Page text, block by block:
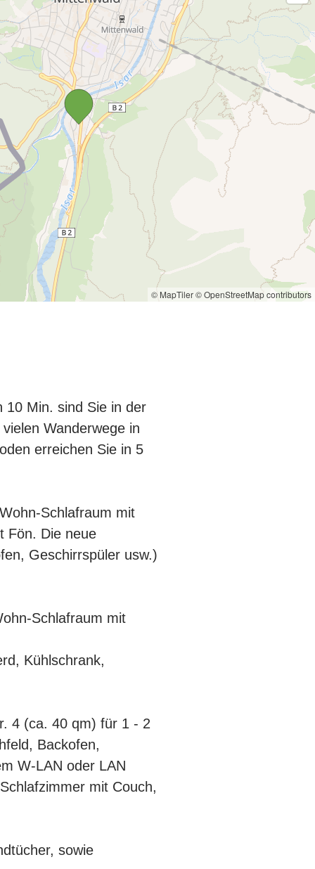
© MapTiler© OpenStreetMap contributors
10 Min. sind Sie in der
Wanderwege in
erreichen Sie in 5
Schlafraum mit
Fön. Die neue
Geschirrspüler usw.)
Schlafraum mit
Kühlschrank,
4 (ca. 40 qm) für 1 - 2
Backofen,
W-LAN oder LAN
mit Couch,
sowie